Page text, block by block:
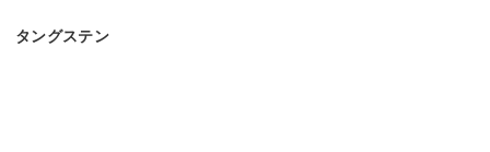
タングステン